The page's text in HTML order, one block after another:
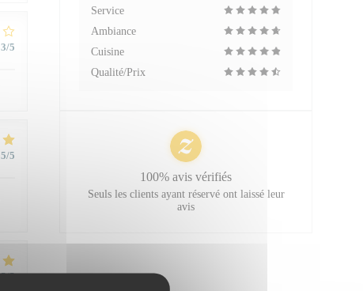
3/5
5/5
5/5
Service
Ambiance
Cuisine
Qualité/Prix
100% avis vérifiés
Seuls les clients ayant réservé ont laissé leur
avis